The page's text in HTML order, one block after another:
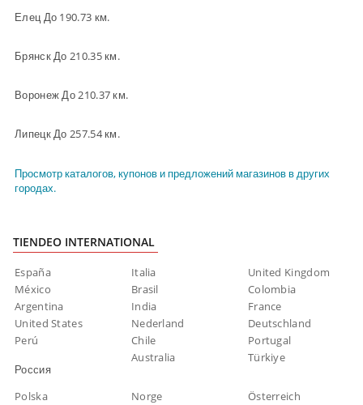
Елец До 190.73 км.
Брянск До 210.35 км.
Воронеж До 210.37 км.
Липецк До 257.54 км.
Просмотр каталогов, купонов и предложений магазинов в других
городах.
TIENDEO INTERNATIONAL
España Italia
United Kingdom
México
Brasil
Colombia
Argentina
India
France
United States
Nederland
Deutschland
Perú
Chile
Portugal
Россия
Australia Türkiye
Polska Norge
Österreich